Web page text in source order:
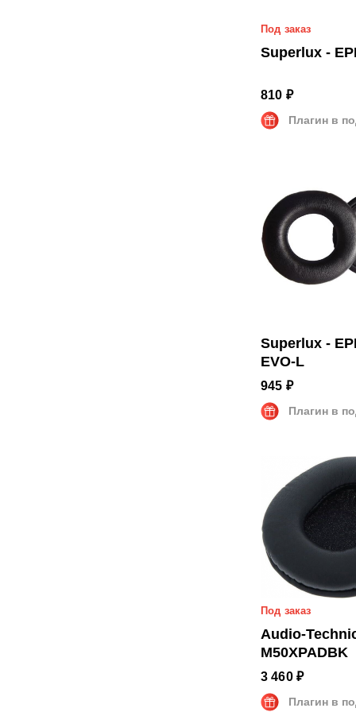
Под заказ
Superlux -
810 ₽
Плагин в
Superlux -
EVO-L
945 ₽
Плагин в
Под заказ
Audio-
M50XPADBK
3 460 ₽
Плагин в